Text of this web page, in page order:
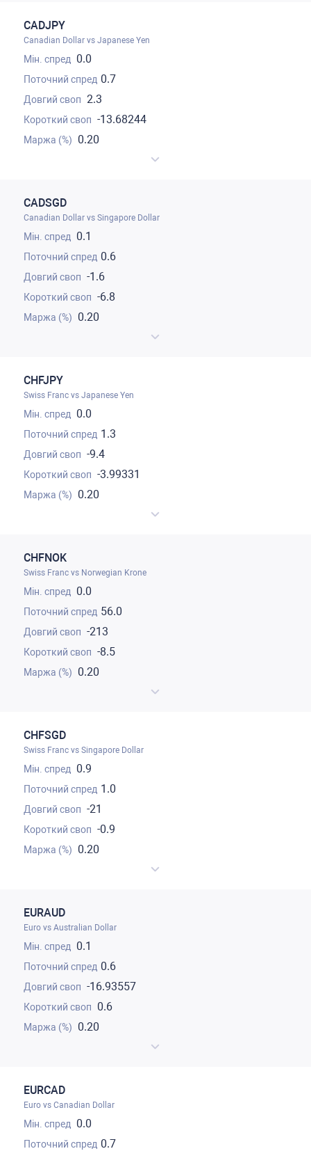
CADJPY
Canadian Dollar vs Japanese Yen
0.0
0.7
2.3
-13.68244
0.20
CADSGD
Canadian Dollar vs Singapore Dollar
0.1
0.6
-1.6
-6.8
0.20
CHFJPY
Swiss Franc vs Japanese Yen
0.0
1.3
-9.4
-3.99331
0.20
CHFNOK
Swiss Franc vs Norwegian Krone
0.0
56.0
-213
-8.5
0.20
CHFSGD
Swiss Franc vs Singapore Dollar
0.9
1.0
-21
-0.9
0.20
EURAUD
Euro vs Australian Dollar
0.1
0.6
-16.93557
0.6
0.20
EURCAD
Euro vs Canadian Dollar
0.0
0.7